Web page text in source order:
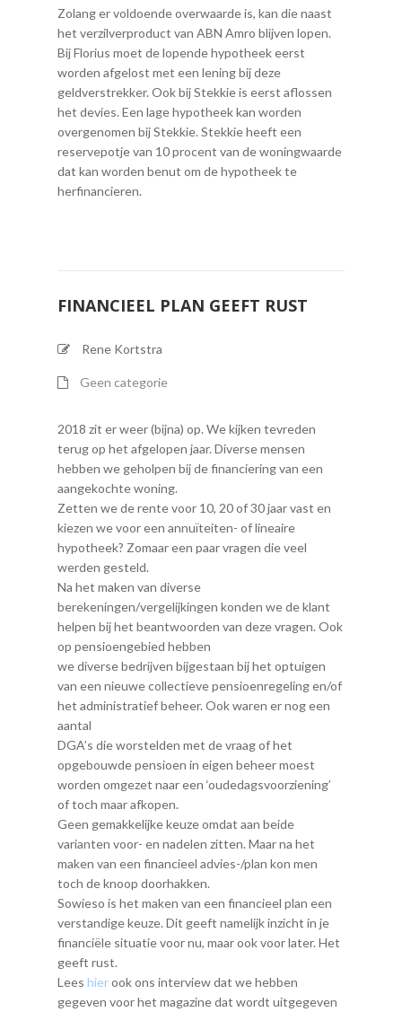
Zolang er voldoende overwaarde is, kan die naast
het verzilverproduct van ABN Amro blijven lopen.
Bij Florius moet de lopende hypotheek eerst
worden afgelost met een lening bij deze
geldverstrekker. Ook bij Stekkie is eerst aflossen
het devies. Een lage hypotheek kan worden
overgenomen bij Stekkie. Stekkie heeft een
reservepotje van 10 procent van de woningwaarde
dat kan worden benut om de hypotheek te
herfinancieren.
FINANCIEEL PLAN GEEFT RUST
Rene Kortstra
Geen categorie
2018 zit er weer (bijna) op. We kijken tevreden
terug op het afgelopen jaar. Diverse mensen
hebben we geholpen bij de financiering van een
aangekochte woning.
Zetten we de rente voor 10, 20 of 30 jaar vast en
kiezen we voor een annuïteiten- of lineaire
hypotheek? Zomaar een paar vragen die veel
werden gesteld.
Na het maken van diverse
berekeningen/vergelijkingen konden we de klant
helpen bij het beantwoorden van deze vragen. Ook
op pensioengebied hebben
we diverse bedrijven bijgestaan bij het optuigen
van een nieuwe collectieve pensioenregeling en/of
het administratief beheer. Ook waren er nog een
aantal
DGA’s die worstelden met de vraag of het
opgebouwde pensioen in eigen beheer moest
worden omgezet naar een ‘oudedagsvoorziening’
of toch maar afkopen.
Geen gemakkelijke keuze omdat aan beide
varianten voor- en nadelen zitten. Maar na het
maken van een financieel advies-/plan kon men
toch de knoop doorhakken.
Sowieso is het maken van een financieel plan een
verstandige keuze. Dit geeft namelijk inzicht in je
financiële situatie voor nu, maar ook voor later. Het
geeft rust.
Lees hierook ons interview dat we hebben
gegeven voor het magazine dat wordt uitgegeven